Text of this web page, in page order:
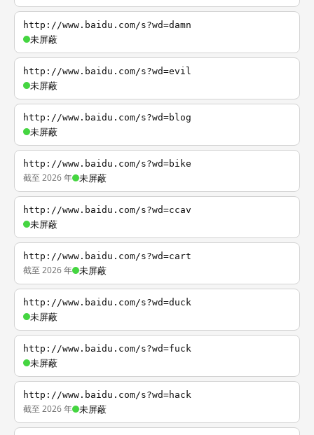
http://www.baidu.com/s?wd=damn
未屏蔽
http://www.baidu.com/s?wd=evil
未屏蔽
http://www.baidu.com/s?wd=blog
未屏蔽
http://www.baidu.com/s?wd=bike
截至 2026 年 未屏蔽
http://www.baidu.com/s?wd=ccav
未屏蔽
http://www.baidu.com/s?wd=cart
截至 2026 年 未屏蔽
http://www.baidu.com/s?wd=duck
未屏蔽
http://www.baidu.com/s?wd=fuck
未屏蔽
http://www.baidu.com/s?wd=hack
截至 2026 年 未屏蔽